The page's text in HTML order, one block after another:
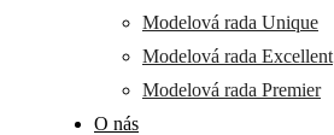
Modelová rada Unique
Modelová rada Excellent
Modelová rada Premier
O nás